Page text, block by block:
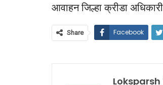
आवाहन जिल्हा क्रीडा
Share Facebook